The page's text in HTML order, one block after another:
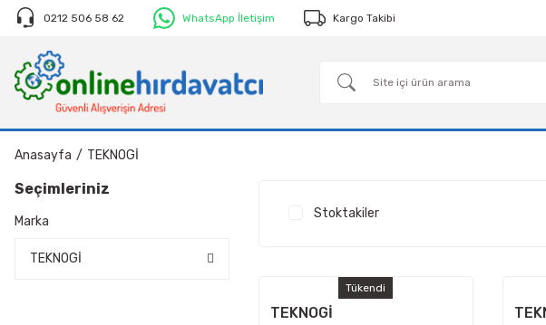
0212 506 58 62 WhatsApp İletişim Kargo Takibi
Anasayfa TEKNOGİ
Seçimleriniz
Marka
TEKNOGİ
Stoktakiler
Tükendi
TEKNOGİ